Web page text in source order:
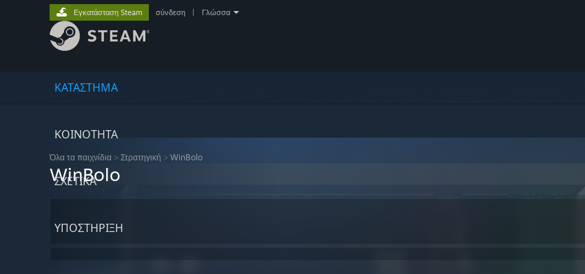
ΚΑΤΑΣΤΗΜΑ
ΚΟΙΝΟΤΗΤΑ
ΣΧΕΤΙΚΆ
ΥΠΟΣΤΗΡΙΞΗ
Εγκατάσταση Steam σύνδεση Γλώσσα
Όλα τα παιχνίδια > Στρατηγική > WinBolo
WinBolo